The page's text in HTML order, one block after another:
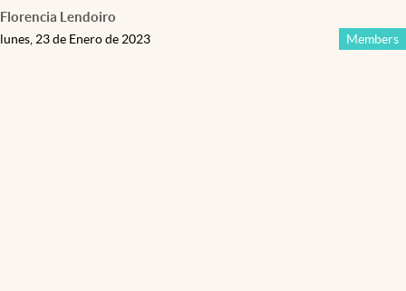
Florencia Lendoiro
Members
lunes, 23 de Enero de 2023